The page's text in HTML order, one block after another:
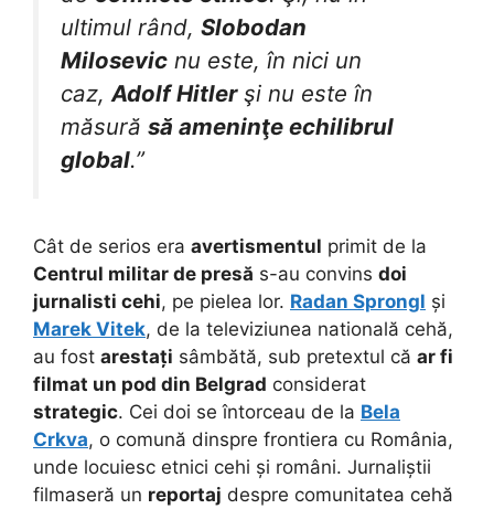
ultimul rând, Slobodan
Milosevic nu este, în nici un
caz, Adolf Hitlerşi nu este în
măsură să ameninţe echilibrul
global.”
Cât de serios era avertismentul primit de la
Centrul militar de presă s-au convins doi
jurnalisti cehi, pe pielea lor. Radan Sprongl și
Marek Vitek, de la televiziunea natională cehă,
au fost arestați sâmbătă, sub pretextul că ar fi
filmat un pod din Belgrad considerat
strategic. Cei doi se întorceau de la Bela
Crkva, o comună dinspre frontiera cu România,
unde locuiesc etnici cehi și români. Jurnaliștii
filmaseră un reportaj despre comunitatea cehă